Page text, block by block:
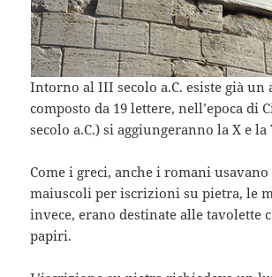
Intorno al III secolo a.C. esiste già un
composto da 19 lettere, nell’epoca di
secolo a.C.) si aggiungeranno la X e la
Come i greci, anche i romani
maiuscoli per iscrizioni su pietra, le
invece, erano destinate alle tavolette
papiri.